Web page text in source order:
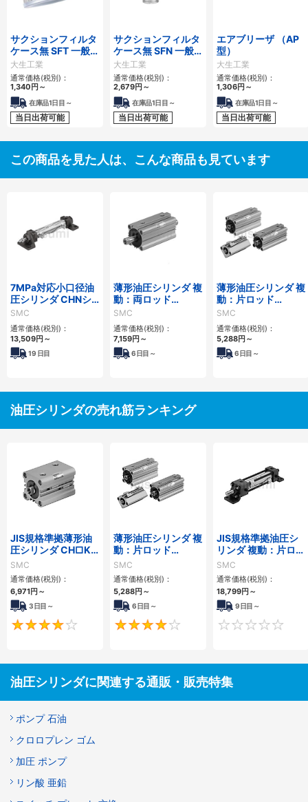
サクションフィルタ
ケース無 SFT 一般作
動油用
大生工業
通常価格(税別)：
1,340円～
在庫品1日目～
当日出荷可能
サクションフィルタ
ケース無 SFN 一般
作動油用
大生工業
通常価格(税別)：
2,679円～
在庫品1日目～
当日出荷可能
エアブリーザ （AP
型）
大生工業
通常価格(税別)：
1,306円～
在庫品1日目～
当日出荷可能
この商品を見た人は、こんな商品も見ています
7MPa対応小口径油
圧シリンダ CHNシ
リーズ
SMC
通常価格(税別)：
13,509円～
19 日目
薄形油圧シリンダ 複
動：両ロッド
CH□QWBシリーズ
SMC
通常価格(税別)：
7,159円～
6日目～
薄形油圧シリンダ 複
動：片ロッド
CH□QBシリーズ
SMC
通常価格(税別)：
5,288円～
6日目～
油圧シリンダの売れ筋ランキング
JIS規格準拠薄形油
圧シリンダ CH□KD
シリーズ
SMC
通常価格(税別)：
6,971円～
3日目～
4
薄形油圧シリンダ 複
動：片ロッド
CH□QBシリーズ
SMC
通常価格(税別)：
5,288円～
6日目～
4
JIS規格準拠油圧シ
リンダ 複動：片ロッ
ド CH2E・CH2F・
CH2G・CH2Hシリ
ーズ
SMC
通常価格(税別)：
18,799円～
9日目～
油圧シリンダに関連する通販・販売特集
ポンプ 石油
クロロプレン ゴム
加圧 ポンプ
リン酸 亜鉛